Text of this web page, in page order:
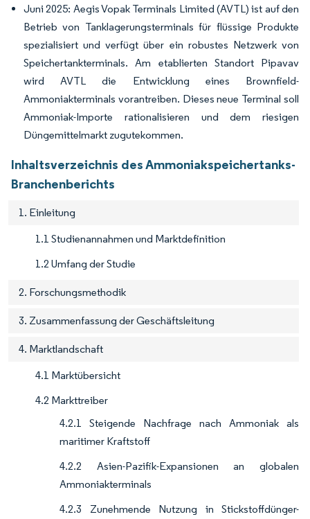
Juni 2025: Aegis Vopak Terminals Limited (AVTL) ist auf den
Betrieb von Tanklagerungsterminals für flüssige Produkte
spezialisiert und verfügt über ein robustes Netzwerk von
Speichertankterminals. Am etablierten Standort Pipavav
wird AVTL die Entwicklung eines Brownfield-
Ammoniakterminals vorantreiben. Dieses neue Terminal soll
Ammoniak-Importe rationalisieren und dem riesigen
Düngemittelmarkt zugutekommen.
Inhaltsverzeichnis des Ammoniakspeichertanks-
Branchenberichts
1. Einleitung
1.1 Studienannahmen und Marktdefinition
1.2 Umfang der Studie
2. Forschungsmethodik
3. Zusammenfassung der Geschäftsleitung
4. Marktlandschaft
4.1 Marktübersicht
4.2 Markttreiber
4.2.1 Steigende Nachfrage nach Ammoniak als
maritimer Kraftstoff
4.2.2 Asien-Pazifik-Expansionen an globalen
Ammoniakterminals
4.2.3 Zunehmende Nutzung in Stickstoffdünger-